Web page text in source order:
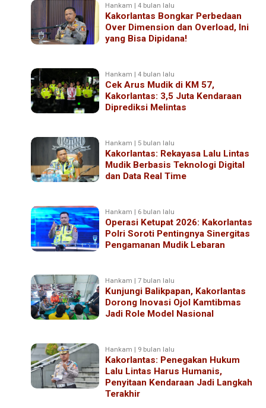
Hankam | 4 bulan lalu
Kakorlantas Bongkar Perbedaan
Over Dimension dan Overload, Ini
yang Bisa Dipidana!
Hankam | 4 bulan lalu
Cek Arus Mudik di KM 57,
Kakorlantas: 3,5 Juta Kendaraan
Diprediksi Melintas
Hankam | 5 bulan lalu
Kakorlantas: Rekayasa Lalu Lintas
Mudik Berbasis Teknologi Digital
dan Data Real Time
Hankam | 6 bulan lalu
Operasi Ketupat 2026: Kakorlantas
Polri Soroti Pentingnya Sinergitas
Pengamanan Mudik Lebaran
Hankam | 7 bulan lalu
Kunjungi Balikpapan, Kakorlantas
Dorong Inovasi Ojol Kamtibmas
Jadi Role Model Nasional
Hankam | 9 bulan lalu
Kakorlantas: Penegakan Hukum
Lalu Lintas Harus Humanis,
Penyitaan Kendaraan Jadi Langkah
Terakhir